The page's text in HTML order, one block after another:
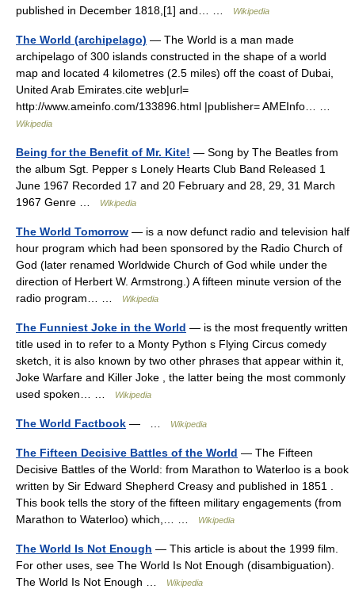
published in December 1818,[1] and… …
Wikipedia
The World (archipelago) — The World is a man made
archipelago of 300 islands constructed in the shape of a world
map and located 4 kilometres (2.5 miles) off the coast of Dubai,
United Arab Emirates.cite web|url=
http://www.ameinfo.com/133896.html |publisher= AMEInfo… …
Wikipedia
Being for the Benefit of Mr. Kite! — Song by The Beatles from
the album Sgt. Pepper s Lonely Hearts Club Band Released 1
June 1967 Recorded 17 and 20 February and 28, 29, 31 March
1967 Genre …
Wikipedia
The World Tomorrow — is a now defunct radio and television half
hour program which had been sponsored by the Radio Church of
God (later renamed Worldwide Church of God while under the
direction of Herbert W. Armstrong.) A fifteen minute version of the
radio program… …
Wikipedia
The Funniest Joke in the World — is the most frequently written
title used in to refer to a Monty Python s Flying Circus comedy
sketch, it is also known by two other phrases that appear within it,
Joke Warfare and Killer Joke , the latter being the most commonly
used spoken… …
Wikipedia
The World Factbook — … Wikipedia
The Fifteen Decisive Battles of the World — The Fifteen
Decisive Battles of the World: from Marathon to Waterloo is a book
written by Sir Edward Shepherd Creasy and published in 1851 .
This book tells the story of the fifteen military engagements (from
Marathon to Waterloo) which,… …
Wikipedia
The World Is Not Enough — This article is about the 1999 film.
For other uses, see The World Is Not Enough (disambiguation).
The World Is Not Enough …
Wikipedia